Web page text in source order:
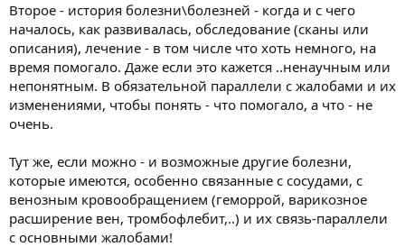
Второе - история болезни\болезней - когда и с чего
началось, как развивалась, обследование (сканы или
описания), лечение - в том числе что хоть немного, на
время помогало. Даже если это кажется ..ненаучным или
непонятным. В обязательной параллели с жалобами и их
изменениями, чтобы понять - что помогало, а что - не
очень.
Тут же, если можно - и возможные другие болезни,
которые имеются, особенно связанные с сосудами, с
венозным кровообращением (геморрой, варикозное
расширение вен, тромбофлебит,..) и их связь-параллели
с основными жалобами!